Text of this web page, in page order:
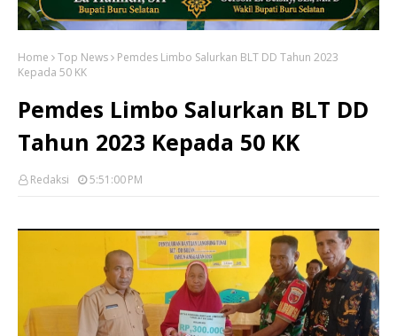
Home Top News
Pemdes Limbo Salurkan BLT DD Tahun 2023
Kepada 50 KK
Pemdes Limbo Salurkan BLT DD
Tahun 2023 Kepada 50 KK
Redaksi 5:51:00 PM